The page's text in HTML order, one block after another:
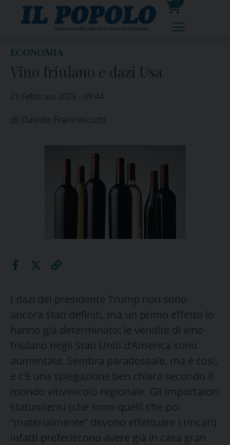
0
prodotti
ECONOMIA
Vino friulano e dazi Usa
21 Febbraio 2025 - 09:44
di Davide Francescutti
I dazi del presidente Trump non sono
ancora stati definiti, ma un primo effetto lo
hanno già determinato: le vendite di vino
friulano negli Stati Uniti d’America sono
aumentate. Sembra paradossale, ma è così,
e c’è una spiegazione ben chiara secondo il
mondo vitivinicolo regionale. Gli importatori
statunitensi (che sono quelli che poi
“materialmente” devono effettuare i rincari)
infatti preferiscono avere già in casa gran